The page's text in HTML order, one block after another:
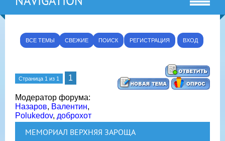
ВСЕ ТЕМЫ СВЕЖИЕ ПОИСК РЕГИСТРАЦИЯ ВХОД
Страница 1 из 1 1
Модератор форума:
Назаров, Валентин,
Polukedov, доброхот
МЕМОРИАЛ ВЕРХНЯЯ ЗАРОЩА